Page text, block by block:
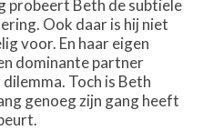
probeert Beth de subtiele
Ook daar is hij niet
voor. En haar eigen
dominante partner
Toch is Beth
genoeg zijn gang heeft